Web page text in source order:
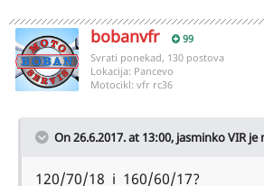
bobanvfr 99
Svrati ponekad, 130 postova
Lokacija: Pancevo
Motocikl: vfr rc36
On 26.6.2017. at 13:00, jasminko VIRje
120/70/18 i 160/60/17?